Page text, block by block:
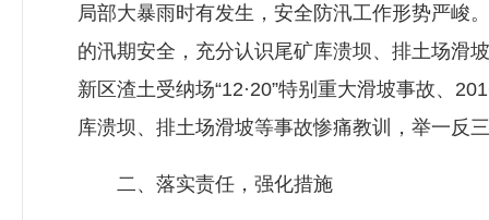
局部大暴雨时有发生，安全防汛工作形势严峻
的汛期安全，充分认识尾矿库溃坝、排土场滑
新区渣土受纳场“12·20”特别重大滑坡事故、
库溃坝、排土场滑坡等事故惨痛教训，举一反
二、落实责任，强化措施